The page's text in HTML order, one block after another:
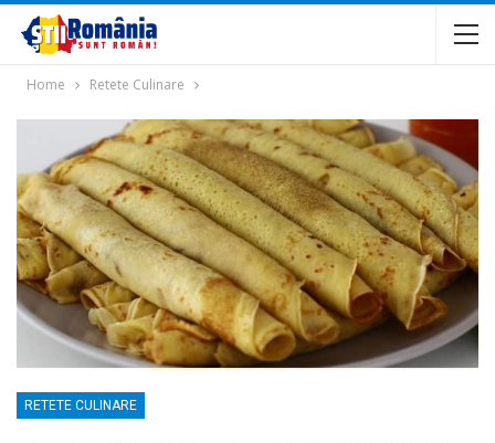
Home Retete Culinare
RETETE CULINARE